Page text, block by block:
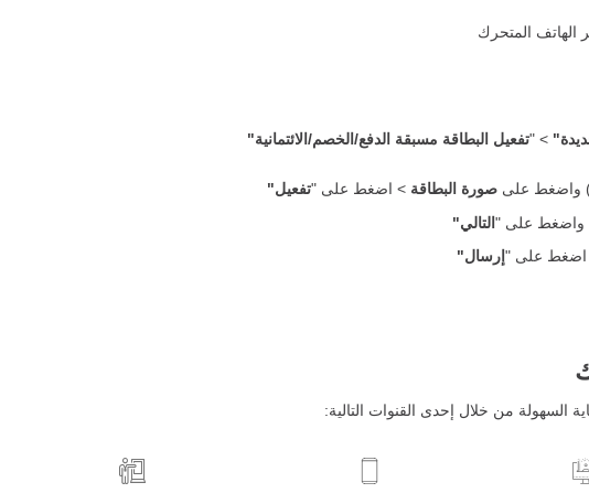
> "تفعيل البطاقة مسبقة الدفع/الخصم/الائتمانية"
واضغط علىصورة البطاقة > اضغط على "تفعيل"
واضغط على " التالي"
اضغط على " إرسال"